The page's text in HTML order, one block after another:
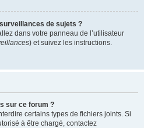
de sujets ?
dans votre panneau de l’utilisateur
) et suivez les instructions.
sur ce forum ?
certains types de fichiers joints. Si
à être chargé, contactez